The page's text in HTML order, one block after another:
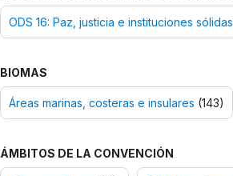
ODS 16: Paz, justicia e instituciones sólidas
BIOMAS
Áreas marinas, costeras e insulares (143)
ÁMBITOS DE LA CONVENCIÓN